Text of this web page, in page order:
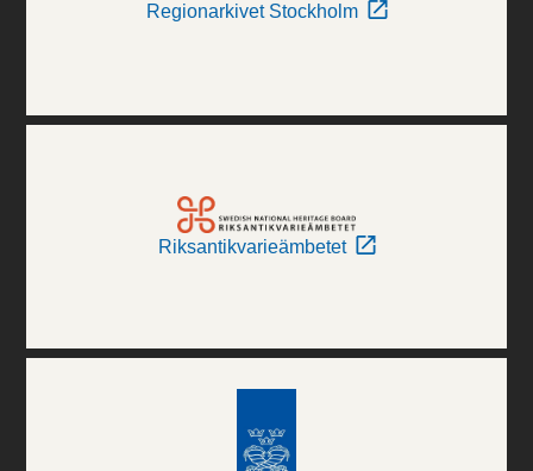
Regionarkivet Stockholm
Riksantikvarieämbetet